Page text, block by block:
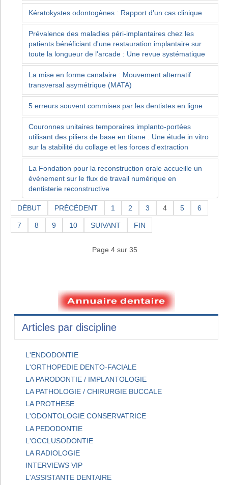
Kératokystes odontogènes : Rapport d’un cas clinique
Prévalence des maladies péri-implantaires chez les
patients bénéficiant d'une restauration implantaire sur
toute la longueur de l'arcade : Une revue systématique
La mise en forme canalaire : Mouvement alternatif
transversal asymétrique (MATA)
5 erreurs souvent commises par les dentistes en ligne
Couronnes unitaires temporaires implanto-portées
utilisant des piliers de base en titane : Une étude in vitro
sur la stabilité du collage et les forces d'extraction
La Fondation pour la reconstruction orale accueille un
événement sur le flux de travail numérique en
dentisterie reconstructive
DÉBUT PRÉCÉDENT 1 2 3 4 5 6
7 8 9 10 SUIVANT FIN
Page 4 sur 35
Articles par discipline
L'ENDODONTIE
L'ORTHOPEDIE DENTO-FACIALE
LA PARODONTIE / IMPLANTOLOGIE
LA PATHOLOGIE / CHIRURGIE BUCCALE
LA PROTHESE
L'ODONTOLOGIE CONSERVATRICE
LA PEDODONTIE
L'OCCLUSODONTIE
LA RADIOLOGIE
INTERVIEWS VIP
L'ASSISTANTE DENTAIRE